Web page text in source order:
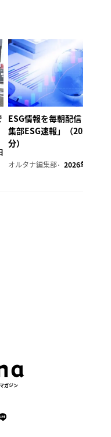
ESG情報を毎朝配信「オル
集部ESG速報」（2026年8
分）
オルタナ編集部 2026年8月6日
ガジン